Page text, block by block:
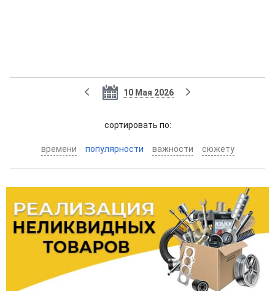
10 Мая 2026
cортировать по:
времени популярности важности сюжету